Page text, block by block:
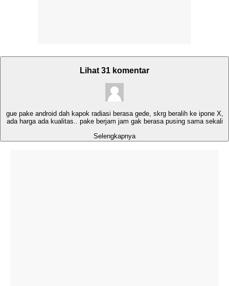
Lihat 31 komentar
gue pake android dah kapok radiasi berasa gede, skrg beralih ke ipone X,
ada harga ada kualitas.. pake berjam jam gak berasa pusing sama sekali
Selengkapnya